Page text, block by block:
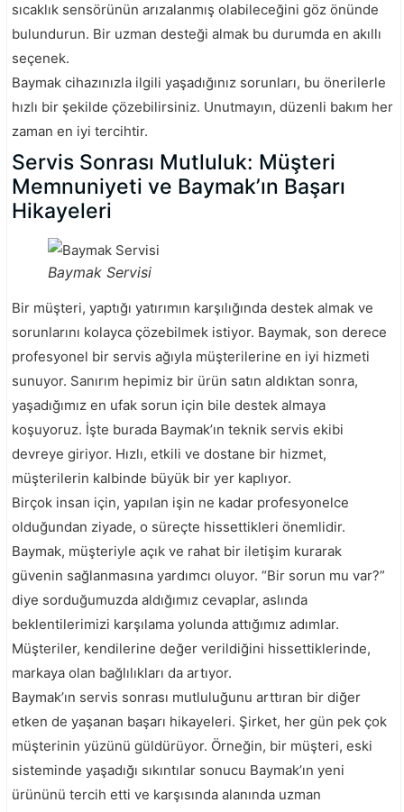
sıcaklık sensörünün arızalanmış olabileceğini göz önünde
bulundurun. Bir uzman desteği almak bu durumda en akıllı
seçenek.
Baymak cihazınızla ilgili yaşadığınız sorunları, bu önerilerle
hızlı bir şekilde çözebilirsiniz. Unutmayın, düzenli bakım her
zaman en iyi tercihtir.
Servis Sonrası Mutluluk: Müşteri
Memnuniyeti ve Baymak’ın Başarı
Hikayeleri
Baymak Servisi
Bir müşteri, yaptığı yatırımın karşılığında destek almak ve
sorunlarını kolayca çözebilmek istiyor. Baymak, son derece
profesyonel bir servis ağıyla müşterilerine en iyi hizmeti
sunuyor. Sanırım hepimiz bir ürün satın aldıktan sonra,
yaşadığımız en ufak sorun için bile destek almaya
koşuyoruz. İşte burada Baymak’ın teknik servis ekibi
devreye giriyor. Hızlı, etkili ve dostane bir hizmet,
müşterilerin kalbinde büyük bir yer kaplıyor.
Birçok insan için, yapılan işin ne kadar profesyonelce
olduğundan ziyade, o süreçte hissettikleri önemlidir.
Baymak, müşteriyle açık ve rahat bir iletişim kurarak
güvenin sağlanmasına yardımcı oluyor. “Bir sorun mu var?”
diye sorduğumuzda aldığımız cevaplar, aslında
beklentilerimizi karşılama yolunda attığımız adımlar.
Müşteriler, kendilerine değer verildiğini hissettiklerinde,
markaya olan bağlılıkları da artıyor.
Baymak’ın servis sonrası mutluluğunu arttıran bir diğer
etken de yaşanan başarı hikayeleri. Şirket, her gün pek çok
müşterinin yüzünü güldürüyor. Örneğin, bir müşteri, eski
sisteminde yaşadığı sıkıntılar sonucu Baymak’ın yeni
ürününü tercih etti ve karşısında alanında uzman